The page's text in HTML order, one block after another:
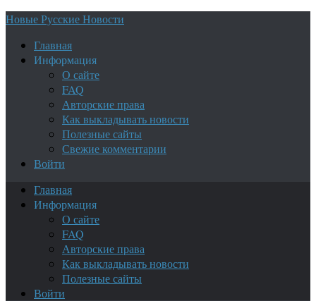
Новые Русские Новости
Главная
Информация
О сайте
FAQ
Авторские права
Как выкладывать новости
Полезные сайты
Свежие комментарии
Войти
Главная
Информация
О сайте
FAQ
Авторские права
Как выкладывать новости
Полезные сайты
Войти